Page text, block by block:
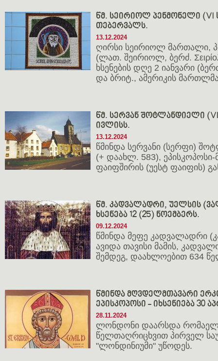
წმ. სეირიოლ პენმონელი (VI
თებერვალს.
13.12.2024
ღირსი სეირიოლ მართალი,
(ლათ. შეირიოლ, ბერძ.
ხსენების დღე 2 იანვარი
და ბრიტ., ამერიკის
წმ. სერვან შოტლანდიელი (VI
ივლისს.
13.12.2024
წმინდა სერვანი (სერფი)
(+ დაახლ. 583),
ფაიფშირის (უესტ ფაიფის)
წმ. კადვალადრი, უელსის
ხსენება 12 (25) ნოემბერს.
09.12.2024
წმინდა მეფე კადვალადრი
ავიდა თავისი მამის,
შემდეგ, დაახლოებით 634
წმინდა მღვდელმთავარი
ეპისკოპოსი - იხსენიება 30
28.11.2024
ლონდონი დაარსდა
წელთაღრიცხვით პირველ
"ლონდინიუმი" უწოდეს.